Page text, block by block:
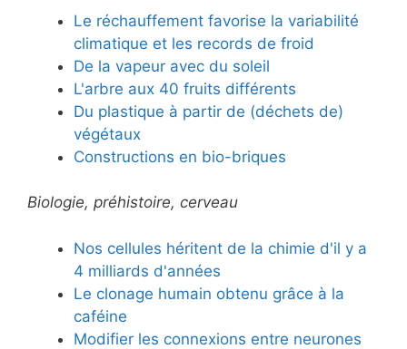
Le réchauffement favorise la variabilité
climatique et les records de froid
De la vapeur avec du soleil
L'arbre aux 40 fruits différents
Du plastique à partir de (déchets de)
végétaux
Constructions en bio-briques
Biologie, préhistoire, cerveau
Nos cellules héritent de la chimie d'il y a
4 milliards d'années
Le clonage humain obtenu grâce à la
caféine
Modifier les connexions entre neurones